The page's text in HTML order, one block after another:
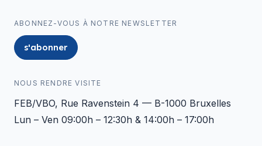
ABONNEZ-VOUS À NOTRE NEWSLETTER
s'abonner
NOUS RENDRE VISITE
FEB/VBO, Rue Ravenstein 4 — B-1000 Bruxelles
Lun – Ven 09:00h – 12:30h & 14:00h – 17:00h